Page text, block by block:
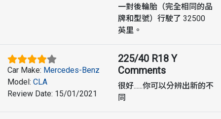
一對後輪胎（完全相同的品
牌和型號）行駛了 32500
英里。
Car Make: Mercedes-Benz
Model: CLA
Review Date: 15/01/2021
225/40 R18 Y
Comments
很好......你可以分辨出新的不
同